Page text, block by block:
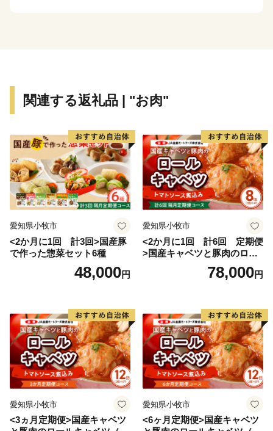
す。
が少ないと思われがちな北海道ですが、道内にはアイヌ
の人々によって保存・伝承されてきた古式舞踊や本州か
らの移住者によって伝えられた民俗芸能や祭りなど、特
有の歴史・文化が数多く残っています。
こうした本道ならではの独自性とその魅力を活かしなが
道」を目指した取組を進めておりますので、ふるさと納
税を通じて北海道を応援していただけますようお願いい
関連する返礼品 | "お肉"
愛知県小牧市
<2か月に1回 計3回>国産豚
で作った惣菜セット6種
48,000円
愛知県小牧市
<2か月に1回 計6回 定期便
>国産キャベツと豚肉のロー
ルキャベツ（4P入り）
78,000円
愛知県小牧市
<3ヵ月定期便>国産キャベツ
愛知県小牧市
<6ヶ月定期便>国産キャベツ